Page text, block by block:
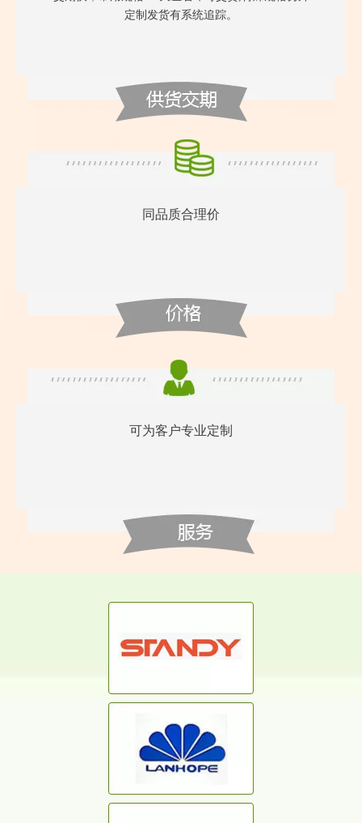
定制发货有系统追踪。
同品质合理价
可为客户专业定制